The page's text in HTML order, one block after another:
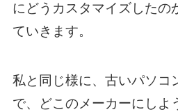
にどうカスタマイズしたの
ていきます。
私と同じ様に、古いパソコ
で、どこのメーカーにしよ